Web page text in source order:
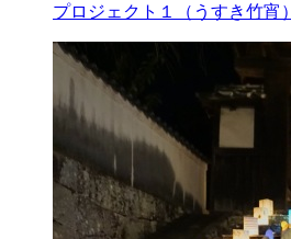
プロジェクト１（うすき竹宵）